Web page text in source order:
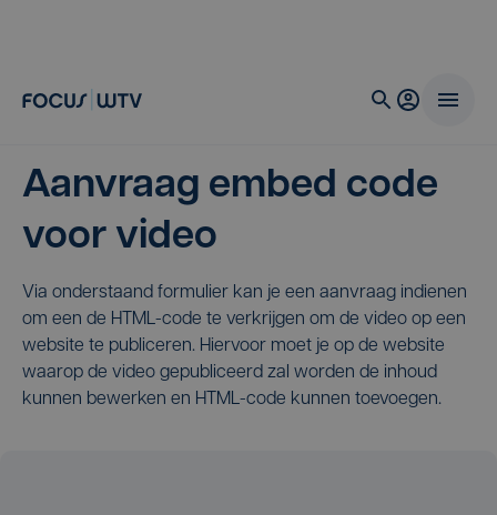
Aanvraag embed code
voor video
Via onderstaand formulier kan je een aanvraag indienen
om een de HTML-code te verkrijgen om de video op een
website te publiceren. Hiervoor moet je op de website
waarop de video gepubliceerd zal worden de inhoud
kunnen bewerken en HTML-code kunnen toevoegen.